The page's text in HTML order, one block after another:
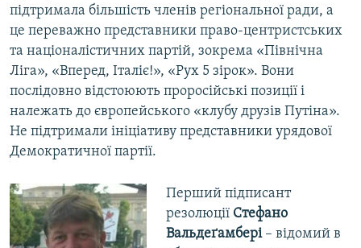
підтримала більшість членів регіональної ради, а
це переважно представники право-центристських
та націоналістичних партій, зокрема «Північна
Ліга», «Вперед, Італіє!», «Рух 5 зірок». Вони
послідовно відстоюють проросійські позиції і
належать до європейського «клубу друзів Путіна».
Не підтримали ініціативу представники урядової
Демократичної партії.
Перший підписант
резолюції Стефано
Вальдеґамбері– відомий в